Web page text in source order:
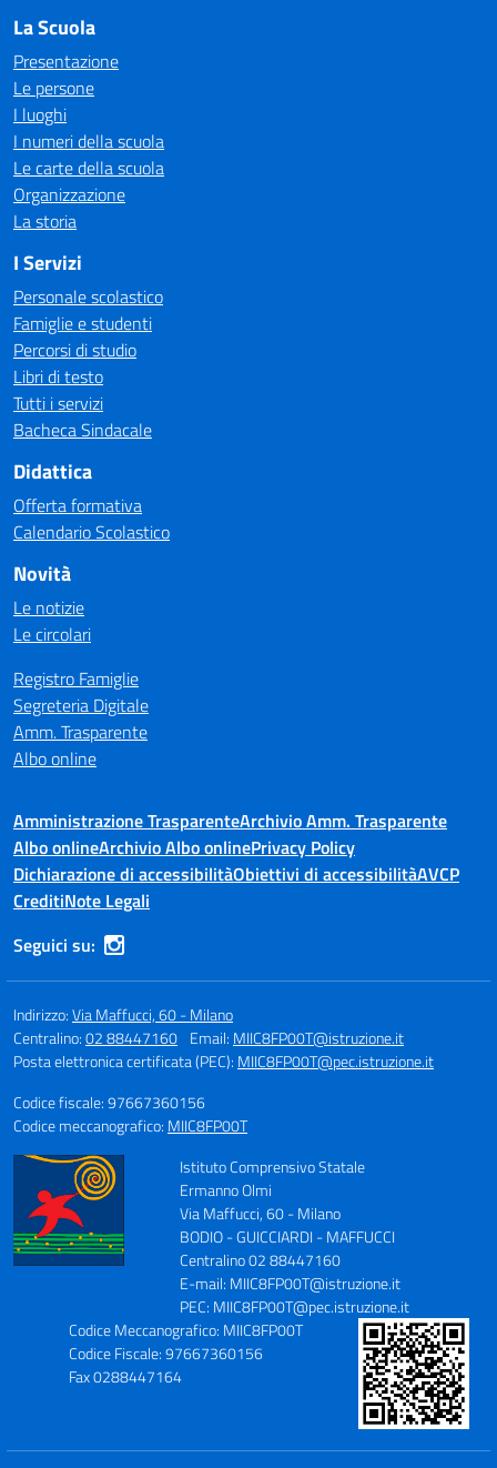
La Scuola
Presentazione
Le persone
I luoghi
I numeri della scuola
Le carte della scuola
Organizzazione
La storia
I Servizi
Personale scolastico
Famiglie e studenti
Percorsi di studio
Libri di testo
Tutti i servizi
Bacheca Sindacale
Didattica
Offerta formativa
Calendario Scolastico
Novità
Le notizie
Le circolari
Registro Famiglie
Segreteria Digitale
Amm. Trasparente
Albo online
Amministrazione TrasparenteArchivio Amm. Trasparente
Albo onlineArchivio Albo onlinePrivacy Policy
Dichiarazione di accessibilitàObiettivi di accessibilitàAVCP
CreditiNote Legali
Seguici su:
Indirizzo:Via Maffucci, 60 - Milano
Centralino:02 88447160 Email: MIIC8FP00T@istruzione.it
Posta elettronica certificata (PEC): MIIC8FP00T@pec.istruzione.it
Codice fiscale: 97667360156
Codice meccanografico: MIIC8FP00T
Istituto Comprensivo Statale
Ermanno Olmi
Via Maffucci, 60 - Milano
BODIO - GUICCIARDI - MAFFUCCI
Centralino 02 88447160
E-mail: MIIC8FP00T@istruzione.it
PEC: MIIC8FP00T@pec.istruzione.it
Codice Meccanografico: MIIC8FP00T
Codice Fiscale: 97667360156
Fax 0288447164